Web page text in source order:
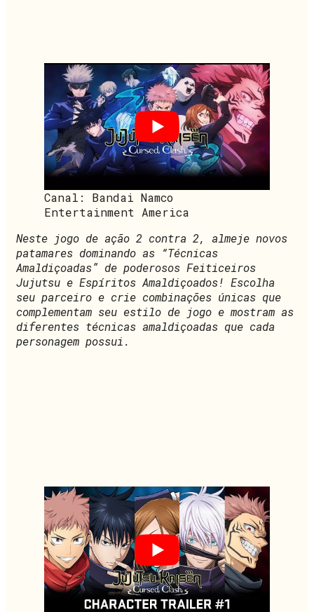
Canal: Bandai Namco
Entertainment America
Neste jogo de ação 2 contra 2, almeje novos
patamares dominando as “Técnicas
Amaldiçoadas” de poderosos Feiticeiros
Jujutsu e Espíritos Amaldiçoados! Escolha
seu parceiro e crie combinações únicas que
complementam seu estilo de jogo e mostram as
diferentes técnicas amaldiçoadas que cada
personagem possui.